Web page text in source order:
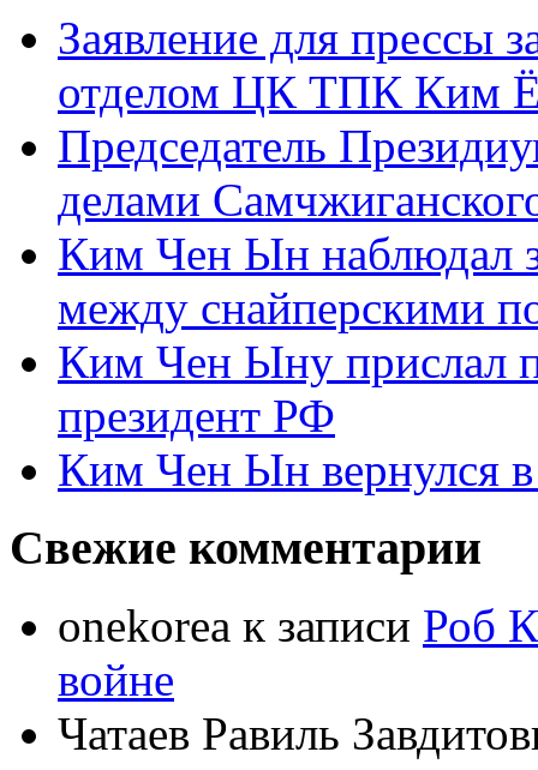
Заявление для прессы
отделом ЦК ТПК Ким
Председатель
делами
Ким Чен Ын наблюдал
между снайперскими
Ким Чен Ыну прислал
президент РФ
Ким Чен Ын вернулся
Свежие комментарии
onekorea к записи Роб
войне
Чатаев Равиль